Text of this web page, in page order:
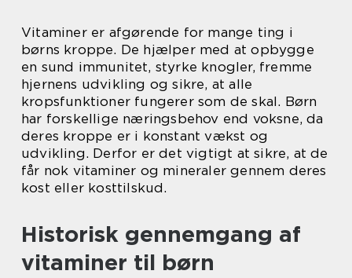
Vitaminer er afgørende for mange ting i
børns kroppe. De hjælper med at opbygge
en sund immunitet, styrke knogler, fremme
hjernens udvikling og sikre, at alle
kropsfunktioner fungerer som de skal. Børn
har forskellige næringsbehov end voksne, da
deres kroppe er i konstant vækst og
udvikling. Derfor er det vigtigt at sikre, at de
får nok vitaminer og mineraler gennem deres
kost eller kosttilskud.
Historisk gennemgang af
vitaminer til børn